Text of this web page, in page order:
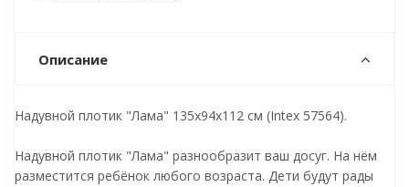
Описание
Надувной плотик "Лама" 135х94х112 см (Intex 57564).
Надувной плотик "Лама" разнообразит ваш досуг. На нём
разместится ребёнок любого возраста. Дети будут рады